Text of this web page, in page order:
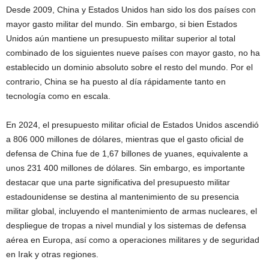
Desde 2009, China y Estados Unidos han sido los dos países con
mayor gasto militar del mundo. Sin embargo, si bien Estados
Unidos aún mantiene un presupuesto militar superior al total
combinado de los siguientes nueve países con mayor gasto, no ha
establecido un dominio absoluto sobre el resto del mundo. Por el
contrario, China se ha puesto al día rápidamente tanto en
tecnología como en escala.
En 2024, el presupuesto militar oficial de Estados Unidos ascendió
a 806 000 millones de dólares, mientras que el gasto oficial de
defensa de China fue de 1,67 billones de yuanes, equivalente a
unos 231 400 millones de dólares. Sin embargo, es importante
destacar que una parte significativa del presupuesto militar
estadounidense se destina al mantenimiento de su presencia
militar global, incluyendo el mantenimiento de armas nucleares, el
despliegue de tropas a nivel mundial y los sistemas de defensa
aérea en Europa, así como a operaciones militares y de seguridad
en Irak y otras regiones.